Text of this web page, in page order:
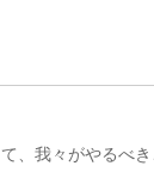
、我々がやるべ